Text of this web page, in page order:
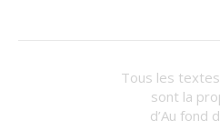
Tous les
sont la
d’Au fond